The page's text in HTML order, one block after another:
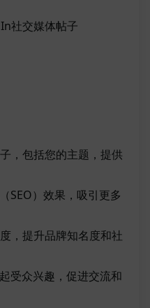
社交媒体帖子
，包括您的主题，提供
SEO）效果，吸引更多
，提升品牌知名度和社
受众兴趣，促进交流和